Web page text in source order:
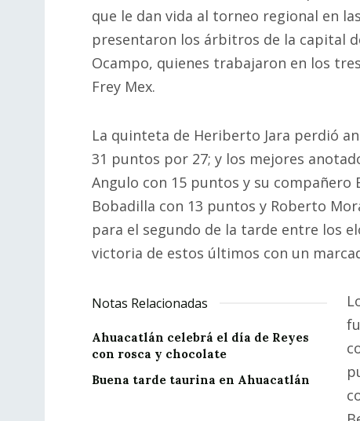
que le dan vida al torneo regional en
presentaron los árbitros de la capital
Ocampo, quienes trabajaron en los
Frey Mex.
La quinteta de Heriberto Jara perdió
31 puntos por 27; y los mejores
Angulo con 15 puntos y su compañero
Bobadilla con 13 puntos y Roberto
para el segundo de la tarde entre los
victoria de estos últimos con un
Notas Relacionadas
Ahuacatlán celebrá el día de Reyes
con rosca y chocolate
Buena tarde taurina en Ahuacatlán